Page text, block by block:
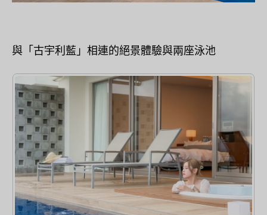
與「古宇利藍」相連的絕景體驗與兩座泳池